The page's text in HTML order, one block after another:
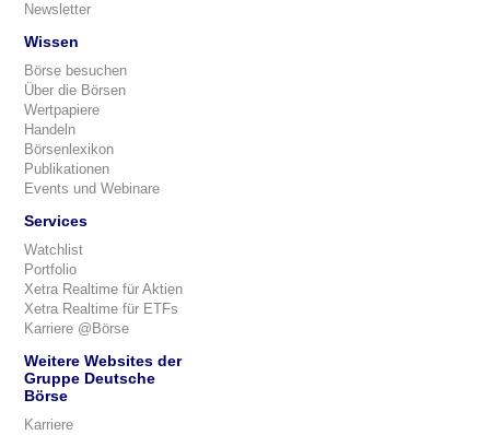
Newsletter
Wissen
Börse besuchen
Über die Börsen
Wertpapiere
Handeln
Börsenlexikon
Publikationen
Events und Webinare
Services
Watchlist
Portfolio
Xetra Realtime für Aktien
Xetra Realtime für ETFs
Karriere @Börse
Weitere Websites der
Gruppe Deutsche
Börse
Karriere